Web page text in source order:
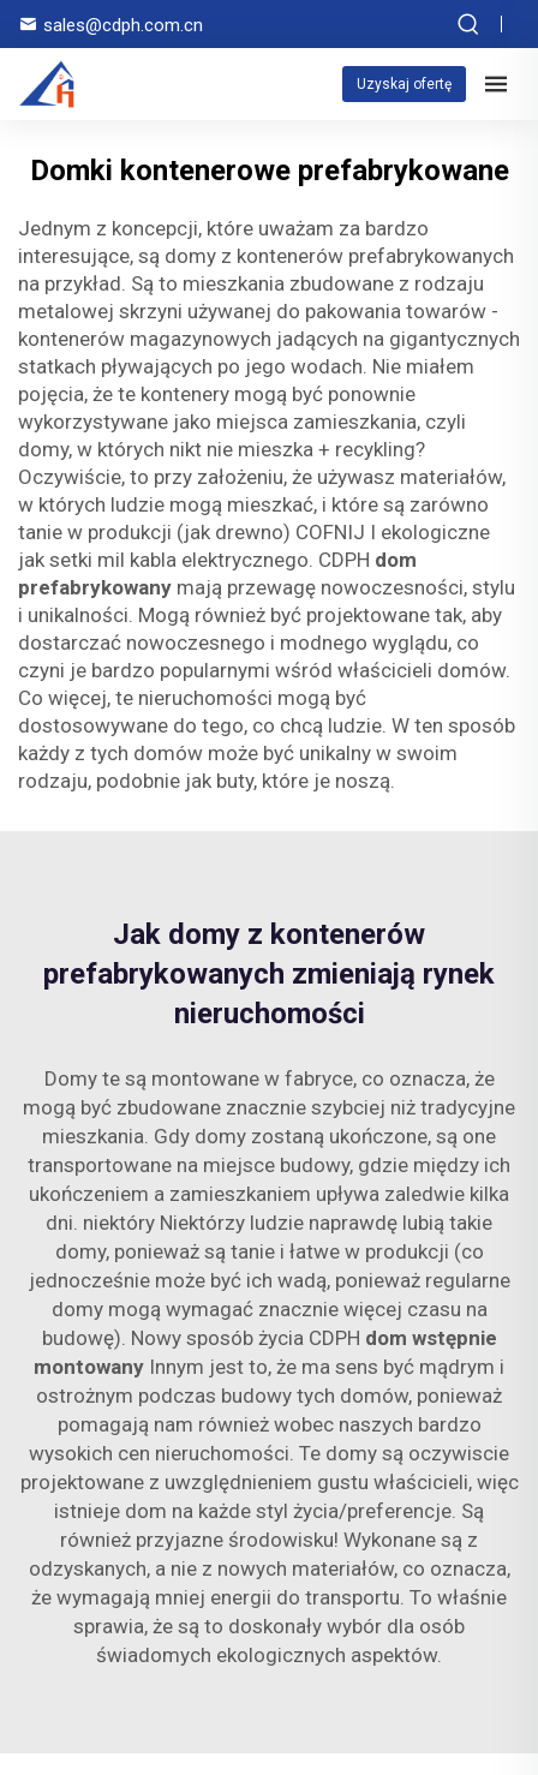
sales@cdph.com.cn
Uzyskaj ofertę
Domki kontenerowe prefabrykowane
Jednym z koncepcji, które uważam za bardzo
interesujące, są domy z kontenerów prefabrykowanych
na przykład. Są to mieszkania zbudowane z rodzaju
metalowej skrzyni używanej do pakowania towarów -
kontenerów magazynowych jadących na gigantycznych
statkach pływających po jego wodach. Nie miałem
pojęcia, że te kontenery mogą być ponownie
wykorzystywane jako miejsca zamieszkania, czyli
domy, w których nikt nie mieszka + recykling?
Oczywiście, to przy założeniu, że używasz materiałów,
w których ludzie mogą mieszkać, i które są zarówno
tanie w produkcji (jak drewno) COFNIJ I ekologiczne
jak setki mil kabla elektrycznego. CDPH dom
prefabrykowany mają przewagę nowoczesności, stylu
i unikalności. Mogą również być projektowane tak, aby
dostarczać nowoczesnego i modnego wyglądu, co
czyni je bardzo popularnymi wśród właścicieli domów.
Co więcej, te nieruchomości mogą być
dostosowywane do tego, co chcą ludzie. W ten sposób
każdy z tych domów może być unikalny w swoim
rodzaju, podobnie jak buty, które je noszą.
Jak domy z kontenerów
prefabrykowanych zmieniają rynek
nieruchomości
Domy te są montowane w fabryce, co oznacza, że
mogą być zbudowane znacznie szybciej niż tradycyjne
mieszkania. Gdy domy zostaną ukończone, są one
transportowane na miejsce budowy, gdzie między ich
ukończeniem a zamieszkaniem upływa zaledwie kilka
dni. niektóry Niektórzy ludzie naprawdę lubią takie
domy, ponieważ są tanie i łatwe w produkcji (co
jednocześnie może być ich wadą, ponieważ regularne
domy mogą wymagać znacznie więcej czasu na
budowę). Nowy sposób życia CDPH dom wstępnie
montowany Innym jest to, że ma sens być mądrym i
ostrożnym podczas budowy tych domów, ponieważ
pomagają nam również wobec naszych bardzo
wysokich cen nieruchomości. Te domy są oczywiscie
projektowane z uwzględnieniem gustu właścicieli, więc
istnieje dom na każde styl życia/preferencje. Są
również przyjazne środowisku! Wykonane są z
odzyskanych, a nie z nowych materiałów, co oznacza,
że wymagają mniej energii do transportu. To właśnie
sprawia, że są to doskonały wybór dla osób
świadomych ekologicznych aspektów.